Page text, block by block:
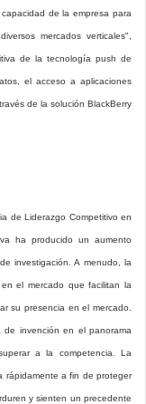
de la empresa para
mercados verticales",
de la tecnología push de
el acceso a aplicaciones
de la solución BlackBerry
de Liderazgo Competitivo en
ha producido un aumento
investigación. A menudo, la
el mercado que facilitan la
su presencia en el mercado.
de invención en el panorama
a la competencia. La
rápidamente a fin de proteger
y sienten un precedente